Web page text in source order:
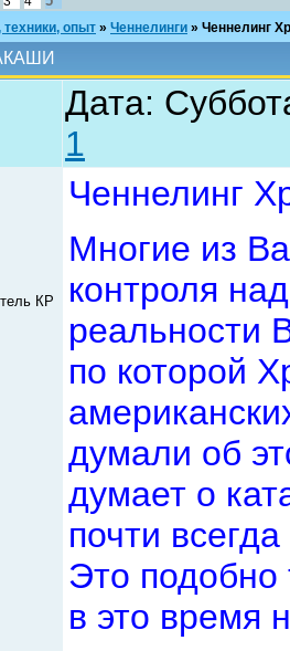
техники, опыт » Ченнелинги » Ченнелинг
Дата:
1
КР
Ченнелинг
Многие из
контроля
реальности
по которой
думали об
думает о
почти
Это подобно
в это время